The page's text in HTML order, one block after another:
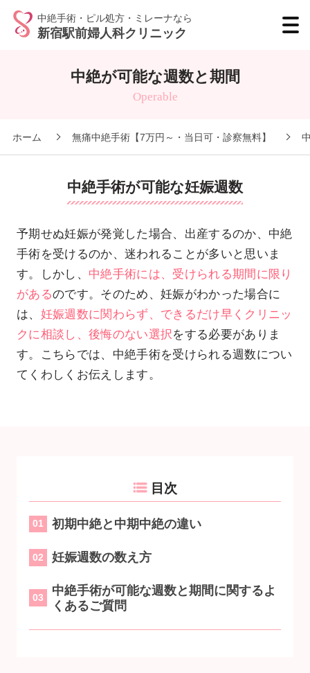
中絶手術・ピル処方・ミレーナなら
新宿駅前婦人科クリニック
中絶が可能な週数と期間
Operable
ホーム 無痛中絶手術【7万円～・当日可・診察無料】
中絶手術が可能な妊娠週数
予期せぬ妊娠が発覚した場合、出産するのか、中絶
手術を受けるのか、迷われることが多いと思いま
す。しかし、 中絶手術には、受けられる期間に限り
があるのです。そのため、妊娠がわかった場合に
は、 妊娠週数に関わらず、できるだけ早くクリニッ
クに相談し、後悔のない選択をする必要がありま
す。こちらでは、中絶手術を受けられる週数につい
てくわしくお伝えします。
目次
01 初期中絶と中期中絶の違い
02 妊娠週数の数え方
03
中絶手術が可能な週数と期間に関するよ
くあるご質問